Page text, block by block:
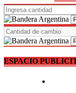
ESPACIO